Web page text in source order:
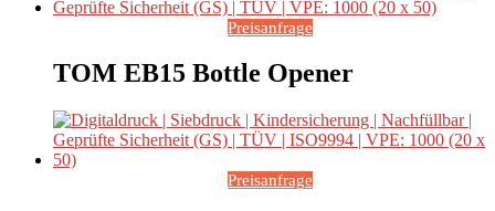
Preisanfrage
TOM EB15 Bottle Opener
Preisanfrage